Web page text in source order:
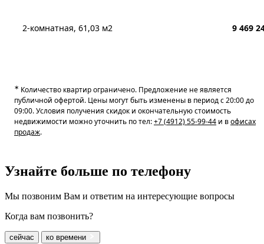
2-комнатная, 61,03 м2 9 469
∗ Количество квартир ограничено. Предложение не является
публичной офертой. Цены могут быть изменены в период с 20:00 до
09:00. Условия получения скидок и окончательную стоимость
недвижимости можно уточнить по тел:+7 (4912) 55-99-44 и вофисах
продаж.
Узнайте больше по телефону
Мы позвоним Вам и ответим на интересующие вопросы
Когда вам позвонить?
сейчас ко времени